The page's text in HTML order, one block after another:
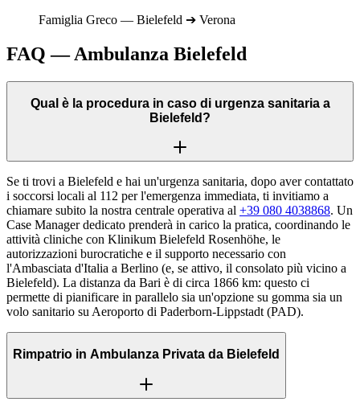
Famiglia Greco — Bielefeld ➔ Verona
FAQ — Ambulanza Bielefeld
Qual è la procedura in caso di urgenza sanitaria a
Bielefeld?
Se ti trovi a Bielefeld e hai un'urgenza sanitaria, dopo aver contattato
i soccorsi locali al 112 per l'emergenza immediata, ti invitiamo a
chiamare subito la nostra centrale operativa al +39 080 4038868. Un
Case Manager dedicato prenderà in carico la pratica, coordinando le
attività cliniche con Klinikum Bielefeld Rosenhöhe, le
autorizzazioni burocratiche e il supporto necessario con
l'Ambasciata d'Italia a Berlino (e, se attivo, il consolato più vicino a
Bielefeld). La distanza da Bari è di circa 1866 km: questo ci
permette di pianificare in parallelo sia un'opzione su gomma sia un
volo sanitario su Aeroporto di Paderborn-Lippstadt (PAD).
Rimpatrio in Ambulanza Privata da Bielefeld